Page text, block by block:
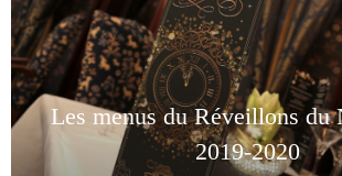
Les menus du Réveillons du
2019-2020